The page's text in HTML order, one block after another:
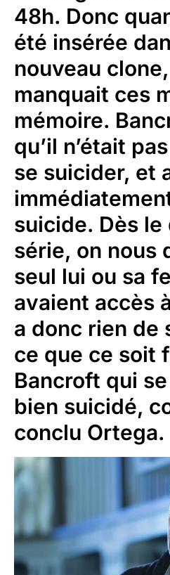
48h. Donc
été insérée
nouveau
manquait ces
mémoire.
qu’il n’était
se suicider, et
suicide. Dès
série, on nous
seul lui ou sa
avaient accès
a donc rien de
ce que ce soit
Bancroft qui
bien suicidé,
conclu Ortega.